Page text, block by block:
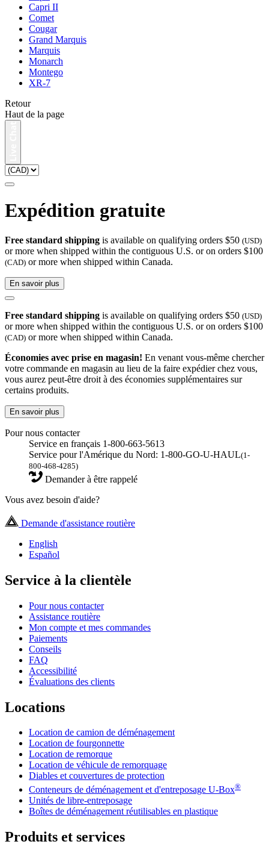
Capri II
Comet
Cougar
Grand Marquis
Marquis
Monarch
Montego
XR-7
Retour
Haut de la page
Expédition gratuite
Free standard shipping is available on qualifying orders $50 (USD)
or more when shipped within the contiguous U.S. or on orders $100
(CAD) or more when shipped within Canada.
En savoir plus
Free standard shipping is available on qualifying orders $50 (USD)
or more when shipped within the contiguous U.S. or on orders $100
(CAD) or more when shipped within Canada.
Économies avec prise en magasin! En venant vous-même chercher
votre commande en magasin au lieu de la faire expédier chez vous,
vous aurez peut-être droit à des économies supplémentaires sur
certains produits.
En savoir plus
Pour nous contacter
Service en français 1-800-663-5613
Service pour l'Amérique du Nord: 1-800-GO-U-HAUL(1-
800-468-4285)
Demander à être rappelé
Vous avez besoin d'aide?
Demande d'assistance routière
English
Español
Service à la clientèle
Pour nous contacter
Assistance routière
Mon compte et mes commandes
Paiements
Conseils
FAQ
Accessibilité
Évaluations des clients
Locations
Location de camion de déménagement
Location de fourgonnette
Location de remorque
Location de véhicule de remorquage
Diables et couvertures de protection
Conteneurs de déménagement et d'entreposage U-Box®
Unités de libre-entreposage
Boîtes de déménagement réutilisables en plastique
Produits et services